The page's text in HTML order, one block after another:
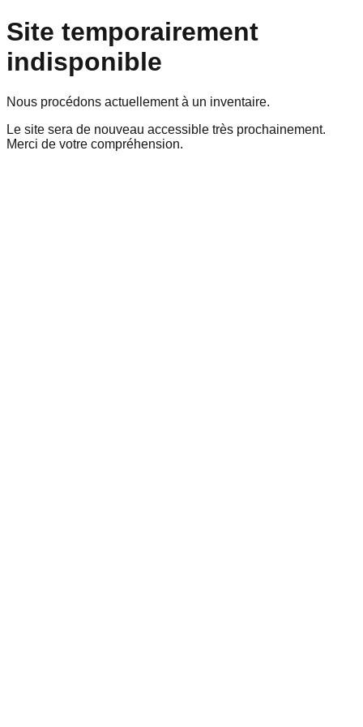
Site temporairement
indisponible
Nous procédons actuellement à un inventaire.
Le site sera de nouveau accessible très prochainement.
Merci de votre compréhension.